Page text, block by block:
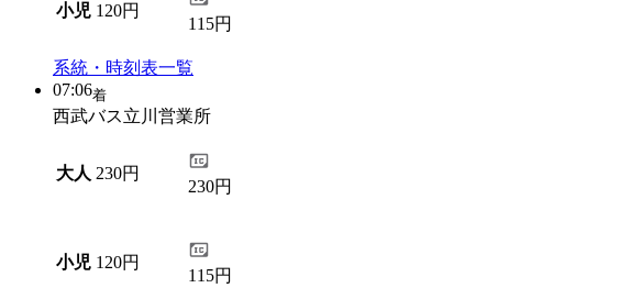
小児 120円
115円
系統・時刻表一覧
07:06着
西武バス立川営業所
大人 230円
230円
小児 120円
115円